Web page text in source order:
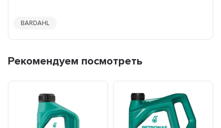
BARDAHL
Рекомендуем посмотреть